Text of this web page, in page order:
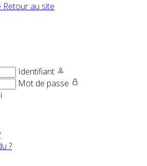
Retour au site
Identifiant
Mot de passe
?